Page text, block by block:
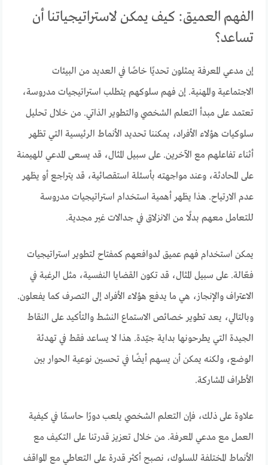
الفهم العميق: كيف يمكن لاستراتيجياتنا أن
تساعد؟
إن مدعي المعرفة يمثلون تحديًا خاصًا في العديد من البيئات
الاجتماعية والمهنية. إن فهم سلوكهم يتطلب استراتيجيات مدروسة،
تعتمد على مبدأ التعلم الشخصي والتطوير الذاتي. من خلال تحليل
سلوكيات هؤلاء الأفراد، يمكننا تحديد الأنماط الرئيسية التي تظهر
أثناء تفاعلهم مع الآخرين. على سبيل المثال، قد يسعى المدعي للهيمنة
على المحادثة، وعند مواجهته بأسئلة استقصائية، قد يتراجع أو يظهر
عدم الارتياح. هذا يظهر أهمية استخدام استراتيجيات مدروسة
للتعامل معهم بدلًا من الانزلاق في جدالات غير مجدية.
يمكن استخدام فهم عميق لدوافعهم كمفتاح لتطوير استراتيجيات
فعّالة. على سبيل المثال، قد تكون القضايا النفسية، مثل الرغبة في
الاعتراف والإنجاز، هي ما يدفع هؤلاء الأفراد إلى التصرف كما يفعلون.
وبالتالي، يعد تطوير خصائص الاستماع النشط والتأكيد على النقاط
الجيدة التي يطرحونها بداية جيّدة. هذا لا يساعد فقط في تهدئة
الوضع، ولكنه يمكن أن يسهم أيضًا في تحسين نوعية الحوار بين
الأطراف المشاركة.
علاوة على ذلك، فإن التعلم الشخصي يلعب دورًا حاسمًا في كيفية
العمل مع مدعي المعرفة. من خلال تعزيز قدرتنا على التكيف مع
الأنماط المختلفة للسلوك، نصبح أكثر قدرة على التعاطي مع المواقف